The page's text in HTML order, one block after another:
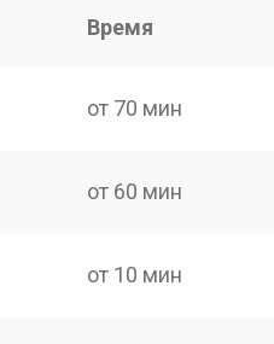
Время
от 70 мин
от 60 мин
от 10 мин